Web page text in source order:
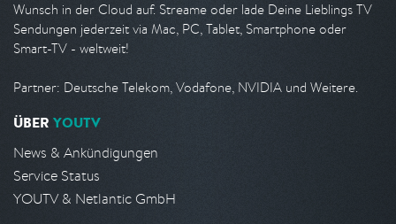
Wunsch in der Cloud auf. Streame oder lade Deine Lieblings TV
Sendungen jederzeit via Mac, PC, Tablet, Smartphone oder
Smart-TV - weltweit!
Partner: Deutsche Telekom, Vodafone, NVIDIA und Weitere.
ÜBER YOUTV
News & Ankündigungen
Service Status
YOUTV & Netlantic GmbH